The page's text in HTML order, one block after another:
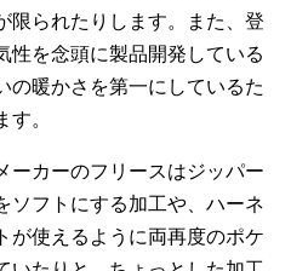
限られたりします。また、登
性を念頭に製品開発している
の暖かさを第一にしているた
。
ーカーのフリースはジッパー
ソフトにする加工や、ハーネ
が使えるように両再度のポケ